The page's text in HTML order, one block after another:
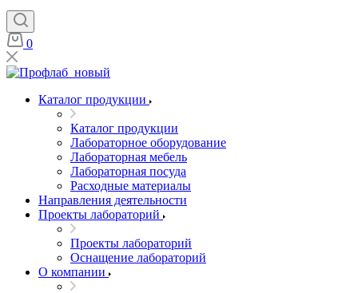
0
Каталог продукции
Каталог продукции
Лабораторное оборудование
Лабораторная мебель
Лабораторная посуда
Расходные материалы
Направления деятельности
Проекты лабораторий
Проекты лабораторий
Оснащение лабораторий
О компании